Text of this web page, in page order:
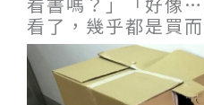
看了，幾乎都是買而